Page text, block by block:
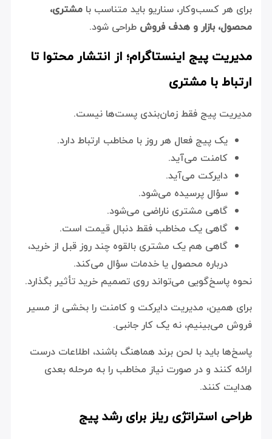
برای هر کسب‌وکار، سناریو باید متناسب با مشتری،
محصول، بازار و هدف فروش طراحی شود.
مدیریت پیج اینستاگرام؛ از انتشار محتوا تا
ارتباط با مشتری
مدیریت پیج فقط زمان‌بندی پست‌ها نیست.
یک پیج فعال هر روز با مخاطب ارتباط دارد.
کامنت می‌آید.
دایرکت می‌آید.
سؤال پرسیده می‌شود.
گاهی مشتری ناراضی می‌شود.
گاهی یک مخاطب فقط دنبال قیمت است.
گاهی هم یک مشتری بالقوه چند روز قبل از خرید،
درباره محصول یا خدمات سؤال می‌کند.
نحوه پاسخ‌گویی می‌تواند روی تصمیم خرید تأثیر بگذارد.
برای همین، مدیریت دایرکت و کامنت را بخشی از مسیر
فروش می‌بینیم، نه یک کار جانبی.
پاسخ‌ها باید با لحن برند هماهنگ باشند، اطلاعات درست
ارائه کنند و در صورت نیاز مخاطب را به مرحله بعدی
هدایت کنند.
طراحی استراتژی ریلز برای رشد پیج